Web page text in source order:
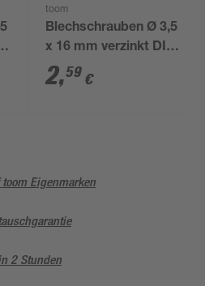
toom
Blechschrauben Ø 3,5
x 16 mm verzinkt DIN
7983 11 Stück
2,59 €
Eigenmarken
2 Stunden